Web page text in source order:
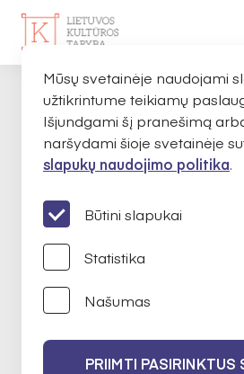
PAGRINDINISAPIE MUS
Andrea Griffante
Istorija
2022-02-10 iki 2024-02-10
Mūsų svetainėje naudojami
užtikrintume teikiamų
Išjundgami šį pranešimą
naršydami šioje svetainėje
slapukų naudojimo politika.
Būtini slapukai
Statistika
Našumas
PRIIMTI PASIRINKTUS